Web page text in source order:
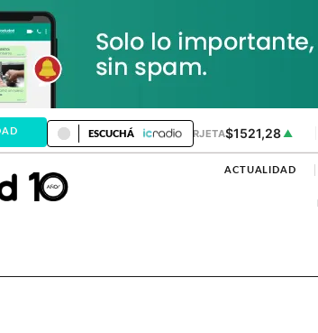
$1521,28 ▲ DÓLAR TARJETA$1521,28 ▲
ESCUCHÁ
ACTUALIDAD